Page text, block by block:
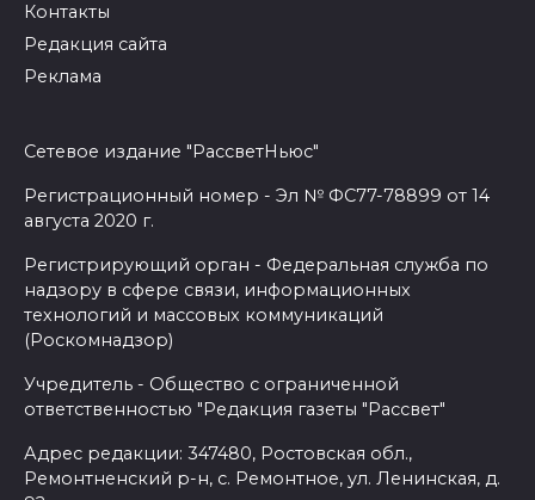
Контакты
Редакция сайта
Реклама
Сетевое издание "РассветНьюс"
Регистрационный номер - Эл № ФС77-78899 от 14
августа 2020 г.
Регистрирующий орган - Федеральная служба по
надзору в сфере связи, информационных
технологий и массовых коммуникаций
(Роскомнадзор)
Учредитель - Общество с ограниченной
ответственностью "Редакция газеты "Рассвет"
Адрес редакции: 347480, Ростовская обл.,
Ремонтненский р-н, с. Ремонтное, ул. Ленинская, д.